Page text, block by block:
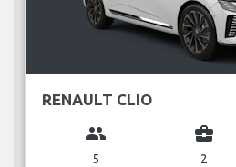
RENAULT CLIO
group
5
business_center
2